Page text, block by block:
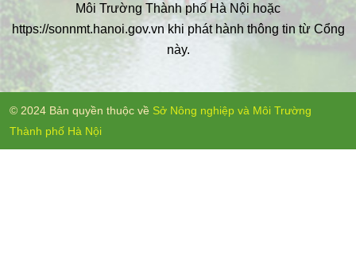
Môi Trường Thành phố Hà Nội hoặc
https://sonnmt.hanoi.gov.vn khi phát hành thông tin từ Cổng
này.
© 2024 Bản quyền thuộc về Sở Nông nghiệp và Môi Trường
Thành phố Hà Nội